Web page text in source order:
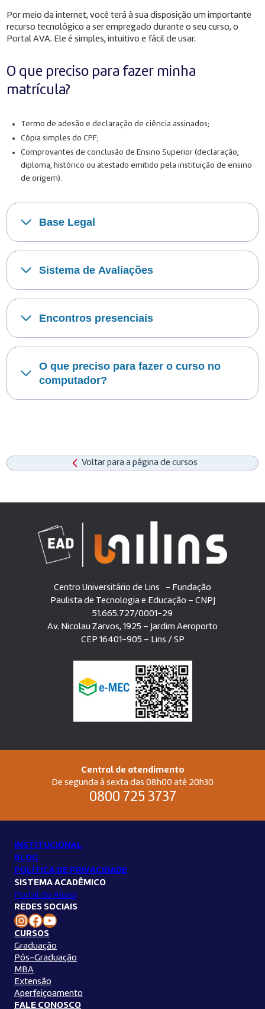
Por meio da internet, você terá à sua disposição um importante
recurso tecnológico a ser empregado durante o seu curso, o
Portal AVA. Ele é simples, intuitivo e fácil de usar.
O que preciso para fazer minha
matrícula?
Termo de adesão e declaração de ciência assinados;
Cópia simples do CPF;
Comprovantes de conclusão de Ensino Superior (declaração,
diploma, histórico ou atestado emitido pela instituição de ensino
de origem).
Base Legal
Sistema de Avaliações
Encontros presenciais
O que preciso para fazer o curso no
computador?
Voltar para a página de cursos
Centro Universitário de Lins - Fundação
Paulista de Tecnologia e Educação – CNPJ
51.665.727/0001-29
Av. Nicolau Zarvos, 1925 – Jardim Aeroporto
CEP 16401-905 – Lins / SP
Central de atendimento
De segunda à sexta das 08h00 até 20h30
0800 725 3737
INSTITUCIONAL
BLOG
POLÍTICA DE PRIVACIDADE
SISTEMA ACADÊMICO
Portal do Aluno
REDES SOCIAIS
Instagram Unilins Facebook Unilins Youtube Unilins
CURSOS
Graduação
Pós-Graduação
MBA
Extensão
Aperfeiçoamento
FALE CONOSCO